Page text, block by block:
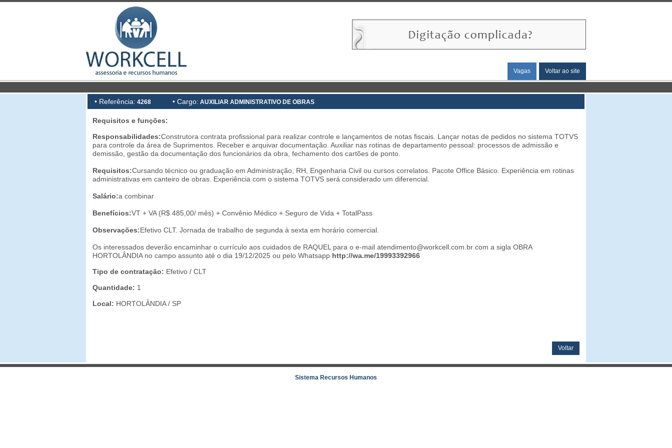
Vagas Voltar ao site
• Referência: 4268 • Cargo: AUXILIAR ADMINISTRATIVO DE OBRAS
Requisitos e funções:
Responsabilidades:Construtora contrata profissional para realizar controle e lançamentos de notas fiscais. Lançar notas de pedidos no sistema TOTVS
para controle da área de Suprimentos. Receber e arquivar documentação. Auxiliar nas rotinas de departamento pessoal: processos de admissão e
demissão, gestão da documentação dos funcionários da obra, fechamento dos cartões de ponto.
Requisitos:Cursando técnico ou graduação em Administração, RH, Engenharia Civil ou cursos correlatos. Pacote Office Básico. Experiência em rotinas
administrativas em canteiro de obras. Experiência com o sistema TOTVS será considerado um diferencial.
Salário:a combinar
Benefícios:VT + VA (R$ 485,00/ mês) + Convênio Médico + Seguro de Vida + TotalPass
Observações:Efetivo CLT. Jornada de trabalho de segunda à sexta em horário comercial.
Os interessados deverão encaminhar o currículo aos cuidados de RAQUEL para o e-mail atendimento@workcell.com.br com a sigla OBRA
HORTOLÂNDIA no campo assunto até o dia 19/12/2025 ou pelo Whatsapp http://wa.me/19993392966
Tipo de contratação: Efetivo / CLT
Quantidade: 1
Local: HORTOLÂNDIA / SP
Voltar
Sistema Recursos Humanos